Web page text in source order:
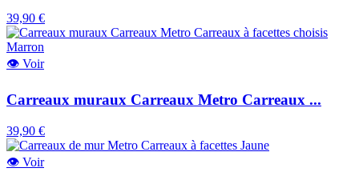
39,90 €
👁 Voir
Carreaux muraux Carreaux Metro Carreaux ...
39,90 €
👁 Voir